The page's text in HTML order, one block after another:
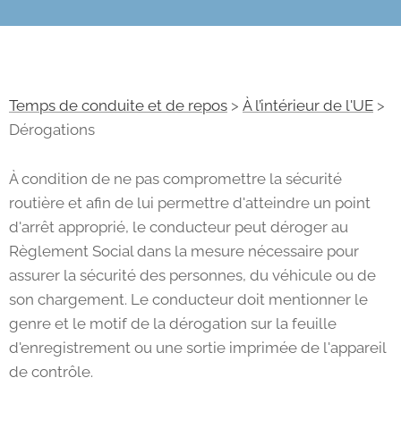
Temps de conduite et de repos > À l’intérieur de l'UE >
Dérogations
À condition de ne pas compromettre la sécurité
routière et afin de lui permettre d'atteindre un point
d'arrêt approprié, le conducteur peut déroger au
Règlement Social dans la mesure nécessaire pour
assurer la sécurité des personnes, du véhicule ou de
son chargement. Le conducteur doit mentionner le
genre et le motif de la dérogation sur la feuille
d'enregistrement ou une sortie imprimée de l'appareil
de contrôle.